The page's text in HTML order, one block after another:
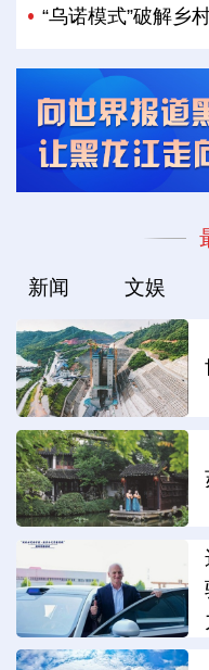
“乌诺模式”破解乡
新闻 文娱